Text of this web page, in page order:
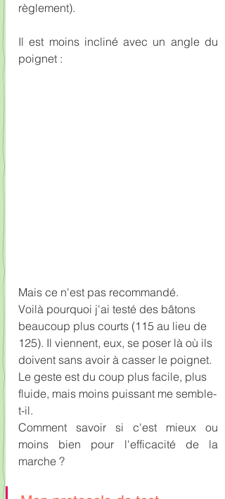
règlement).
Il est moins incliné avec un angle du
poignet :
Mais ce n'est pas recommandé.
Voilà pourquoi j'ai testé des bâtons
beaucoup plus courts (115 au lieu de
125). Il viennent, eux, se poser là où ils
doivent sans avoir à casser le poignet.
Le geste est du coup plus facile, plus
fluide, mais moins puissant me semble-
t-il.
Comment savoir si c'est mieux ou
moins bien pour l'efficacité de la
marche ?